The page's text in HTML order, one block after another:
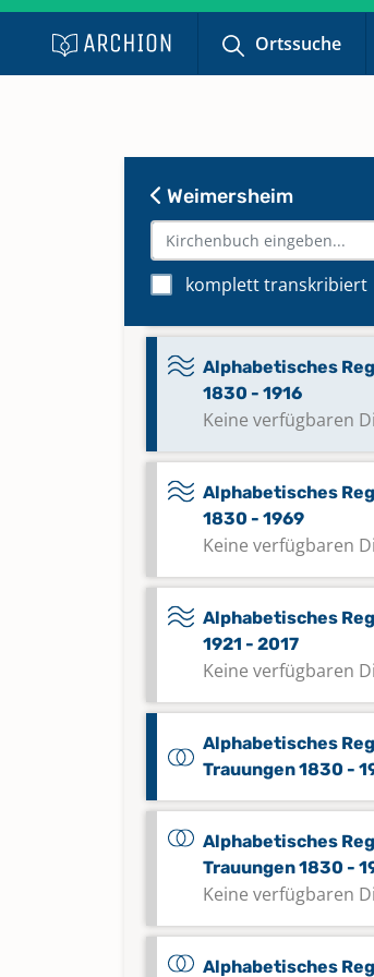
Ortssuche
Weimersheim
komplett transkribiert
Alphabetisches
Bestattungen 1830
Alphabetisches
Bestattungen 1930
Keine verfügbaren
Alphabetisches
1830 - 1916
Keine verfügbaren
Alphabetisches
1830 - 1969
Keine verfügbaren
Alphabetisches
1921 - 2017
Keine verfügbaren
Alphabetisches
Trauungen 1830 -
Alphabetisches
Trauungen 1830 -
Keine verfügbaren
Alphabetisches